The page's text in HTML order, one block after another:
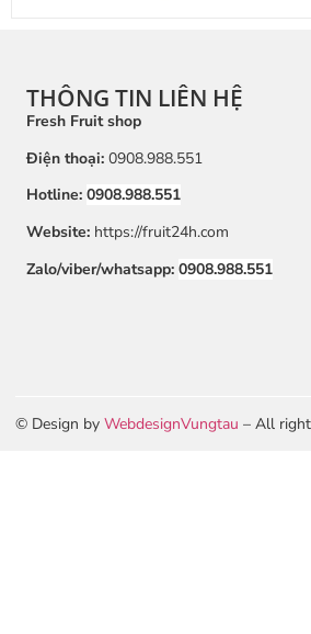
THÔNG TIN LIÊN HỆ
Fresh Fruit shop
Điện thoại: 0908.988.551
Hotline: 0908.988.551
Website: https://fruit24h.com
Zalo/viber/whatsapp: 0908.988.551
© Design by WebdesignVungtau – All